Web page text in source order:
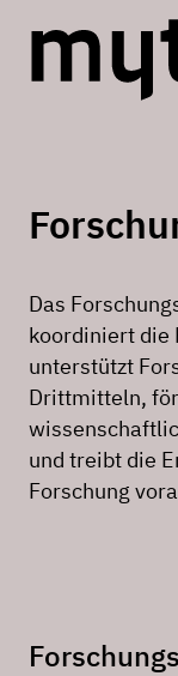
Das
koordiniert die
unterstützt
Drittmitteln,
und treibt die
Forschung